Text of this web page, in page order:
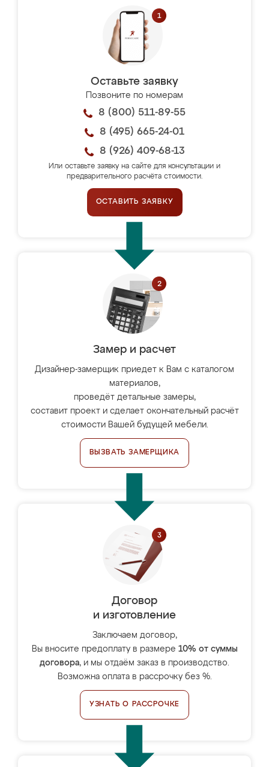
Оставьте заявку
Позвоните по номерам
8 (800) 511-89-55
8 (495) 665-24-01
8 (926) 409-68-13
Или оставьте заявку на сайте для консультации и
предварительного расчёта стоимости.
ОСТАВИТЬ ЗАЯВКУ
Замер и расчет
Дизайнер-замерщик приедет к Вам с каталогом
материалов,
проведёт детальные замеры,
составит проект и сделает окончательный расчёт
стоимости Вашей будущей мебели.
ВЫЗВАТЬ ЗАМЕРЩИКА
Договор
и изготовление
Заключаем договор,
Вы вносите предоплату в размере 10% от суммы
договора, и мы отдаём заказ в производство.
Возможна оплата в рассрочку без %.
УЗНАТЬ О РАССРОЧКЕ